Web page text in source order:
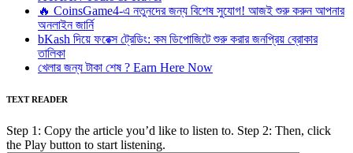
🔥 CoinsGame4-এ নতুনদের জন্য বিশেষ সুযোগ! আজই শুরু করুন আপনার
অনলাইন জার্নি
bKash দিয়ে ফরেক্স ট্রেডিং: কম ডিপোজিটে শুরু করার জনপ্রিয় ব্রোকার
তালিকা
খেলার জন্য টাকা শেষ ? Earn Here Now
TEXT READER
Step 1: Copy the article you’d like to listen to. Step 2: Then, click
the Play button to start listening.